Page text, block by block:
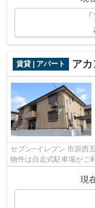
賃貸 | アパート アカ
セブン−イレブン 市原西
物件は自走式駐車場がご
で、ネットをよく使う方
現